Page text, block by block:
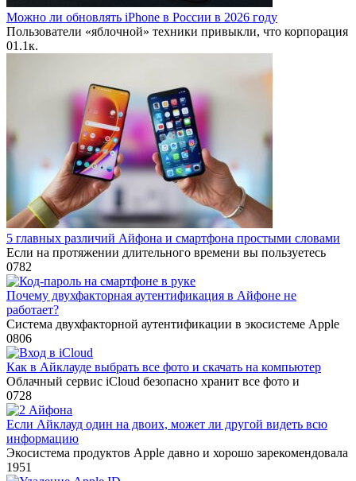
Можно ли обновлять iPhone в России в 2026 году
Пользователи «яблочной» техники привыкли, что корпорация
01.1к.
5 главных различий Айфона и смартфона простыми словами
Если на протяжении длительного времени вы пользуетесь
0782
Почему двухфакторная аутентификация в Айфоне не
работает?
Система двухфакторной аутентификации в экосистеме Apple
0806
Как в Айклауде выбрать все фото и скачать на компьютер
Облачный сервис iCloud безопасно хранит все фото и
0728
Если Айклауд один на двоих, может ли другой видеть всю
информацию
Экосистема продуктов Apple давно и хорошо зарекомендовала
1951